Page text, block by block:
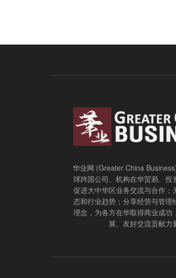
华业网 (Greater China
球跨国公司、机构在华贸易、投
促进大中华区业务交流与合作；
态和行业趋势；分享经营与管理
理念，为各方在华取得商业成功
展、友好交流贡献力